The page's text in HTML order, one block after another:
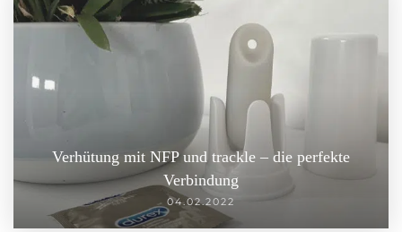
Verhütung mit NFP und trackle – die perfekte
Verbindung
04.02.2022